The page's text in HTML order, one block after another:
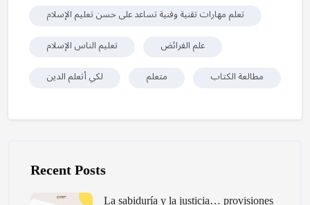
تعلم مهارات تقنية وفنية تساعد على حسن تعليم الإسلام
تعليم الناس الإسلام
علم الفرائض
لكي أتعلم الدين
متعلم مطالعة الكتاب
Recent Posts